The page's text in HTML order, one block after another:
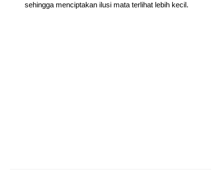
sehingga menciptakan ilusi mata terlihat lebih kecil.